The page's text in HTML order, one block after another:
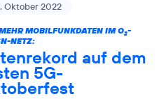
Oktober 2022
MOBILFUNKDATEN IM O2-
NETZ:
auf dem
5G-